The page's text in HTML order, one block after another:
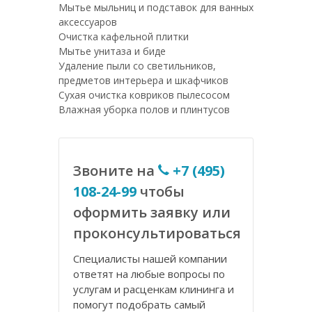
Мытье мыльниц и подставок для ванных
аксессуаров
Очистка кафельной плитки
Мытье унитаза и биде
Удаление пыли со светильников,
предметов интерьера и шкафчиков
Сухая очистка ковриков пылесосом
Влажная уборка полов и плинтусов
Звоните на
+7 (495)
108-24-99 чтобы
оформить заявку или
проконсультироваться
Специалисты нашей компании
ответят на любые вопросы по
услугам и расценкам клининга и
помогут подобрать самый